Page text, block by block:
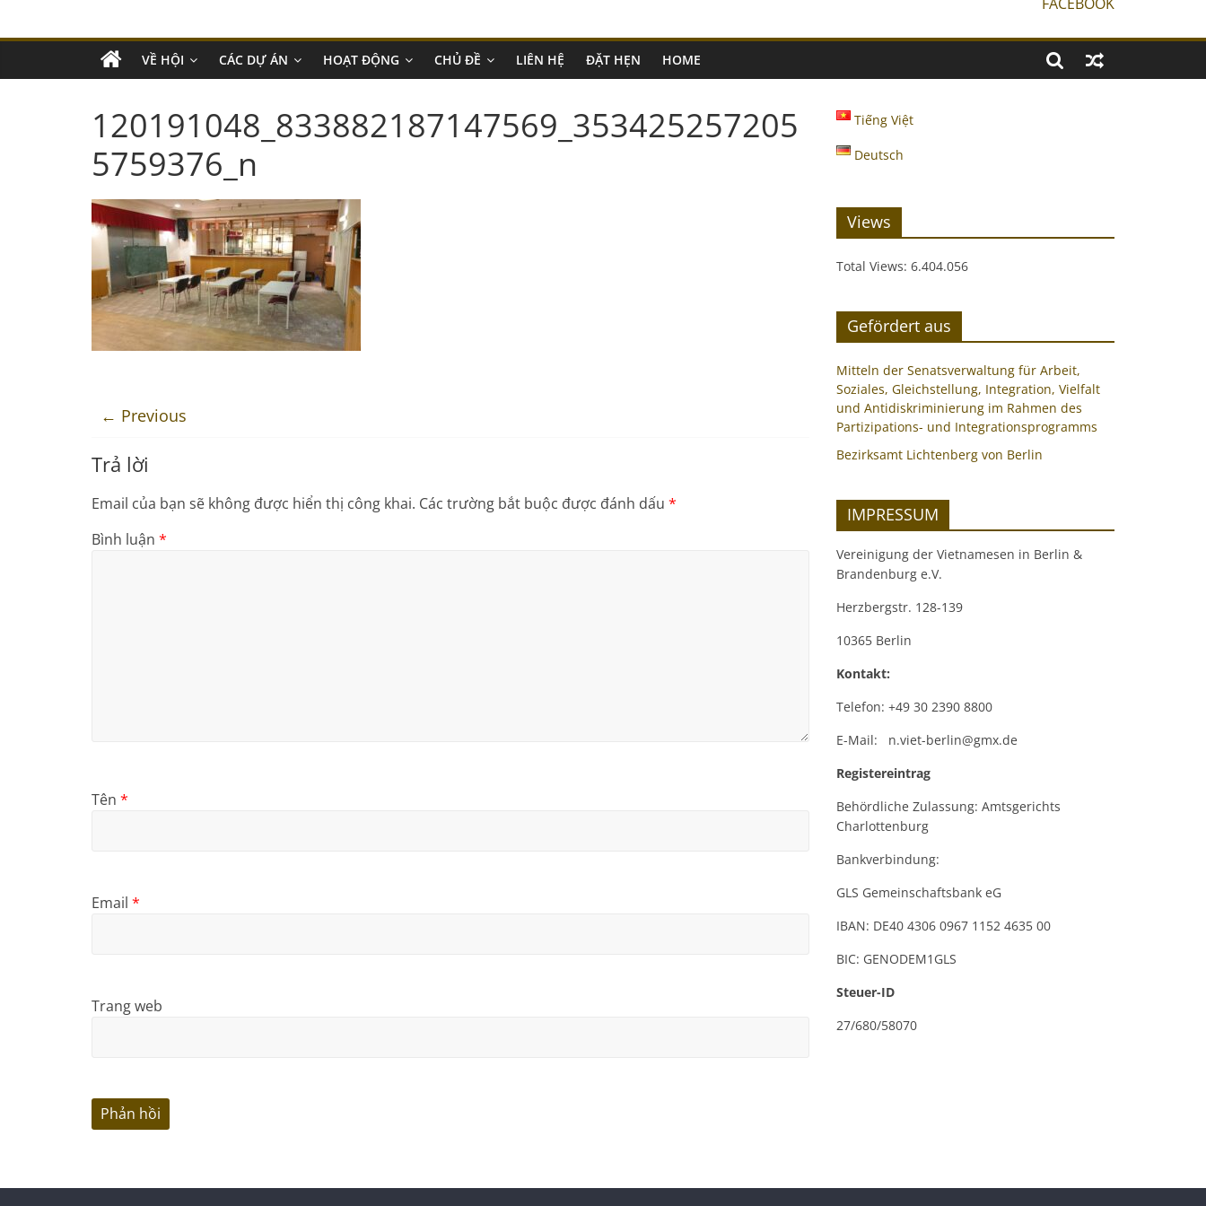
VỀ HỘI CÁC DỰ ÁN HOẠT ĐỘNG CHỦ ĐỀ LIÊN HỆ ĐẶT HẸN HOME
120191048_833882187147569_353425257205
5759376_n
← Previous
Trả lời
Email của bạn sẽ không được hiển thị công khai. Các trường bắt buộc được đánh dấu *
Bình luận *
Tên *
Email *
Trang web
Tiếng Việt
Deutsch
Views
Total Views: 6.404.056
Gefördert aus
Mitteln der Senatsverwaltung für Arbeit,
Soziales, Gleichstellung, Integration, Vielfalt
und Antidiskriminierung im Rahmen des
Partizipations- und Integrationsprogramms
Bezirksamt Lichtenberg von Berlin
IMPRESSUM
Vereinigung der Vietnamesen in Berlin &
Brandenburg e.V.
Herzbergstr. 128-139
10365 Berlin
Kontakt:
Telefon: +49 30 2390 8800
E-Mail: n.viet-berlin@gmx.de
Registereintrag
Behördliche Zulassung: Amtsgerichts
Charlottenburg
Bankverbindung:
GLS Gemeinschaftsbank eG
IBAN: DE40 4306 0967 1152 4635 00
BIC: GENODEM1GLS
Steuer-ID
27/680/58070